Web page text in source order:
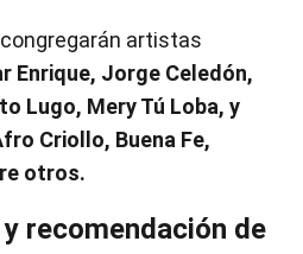
artistas
Enrique, Jorge Celedón,
Lugo, Mery Tú Loba, y
Criollo, Buena Fe,
otros.
recomendación de